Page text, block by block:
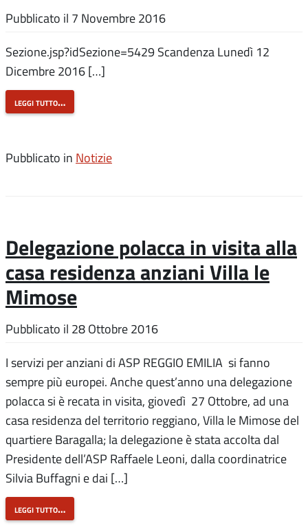
Pubblicato il 7 Novembre 2016
Sezione.jsp?idSezione=5429 Scandenza Lunedì 12
Dicembre 2016 […]
leggi tutto…
Pubblicato in Notizie
Delegazione polacca in visita alla
casa residenza anziani Villa le
Mimose
Pubblicato il 28 Ottobre 2016
I servizi per anziani di ASP REGGIO EMILIA si fanno
sempre più europei. Anche quest’anno una delegazione
polacca si è recata in visita, giovedì 27 Ottobre, ad una
casa residenza del territorio reggiano, Villa le Mimose del
quartiere Baragalla; la delegazione è stata accolta dal
Presidente dell’ASP Raffaele Leoni, dalla coordinatrice
Silvia Buffagni e dai […]
leggi tutto…